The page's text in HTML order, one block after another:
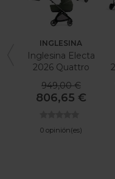
INGLESINA
Inglesina Electa
2026 Quattro
949,00 €
806,65 €
0 opinión(es)